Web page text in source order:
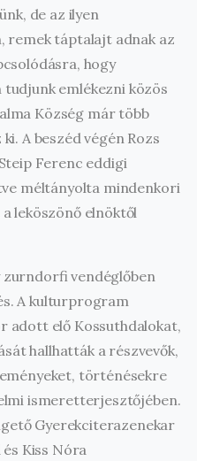
de az ilyen
remek táptalajt adnak az
hogy
emlékezni közös
Község már több
A beszéd végén Rozs
Ferenc eddigi
méltányolta mindenkori
leköszönő elnöktől
zurndorfi vendéglőben
A kulturprogram
adott elő Kossuthdalokat,
hallhatták a részvevők,
történésekre
ismeretterjesztőjében.
Gyerekciterazenekar
Kiss Nóra